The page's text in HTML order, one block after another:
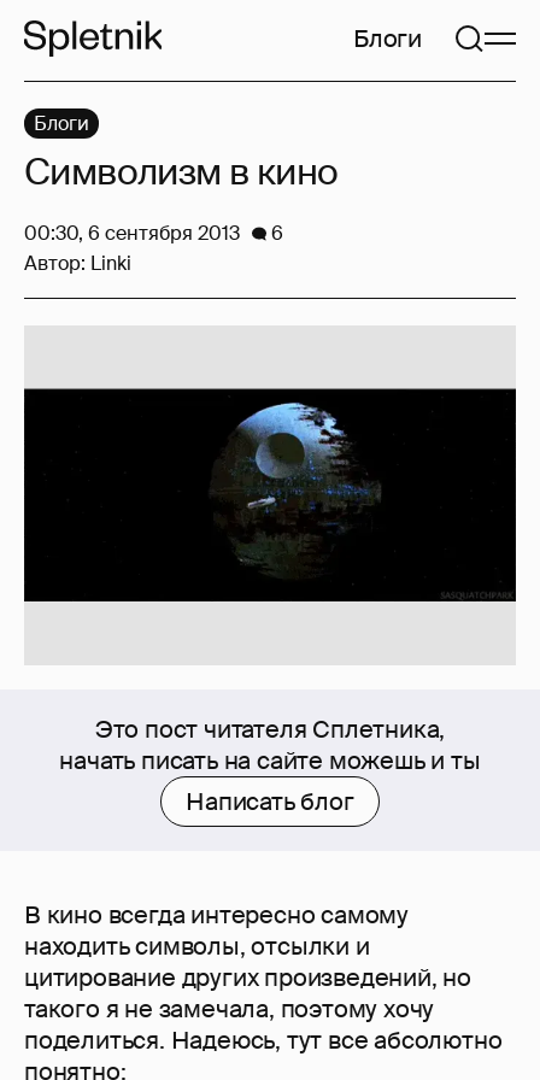
Блоги
Это пост читателя Сплетника,
начать писать на сайте можешь и ты
Написать блог
В кино всегда интересно самому
находить символы, отсылки и
цитирование других произведений, но
такого я не замечала, поэтому хочу
поделиться. Надеюсь, тут все абсолютно
понятно:
Блоги
Символизм в кино
00:30, 6 сентября 2013
6
Автор: Linki